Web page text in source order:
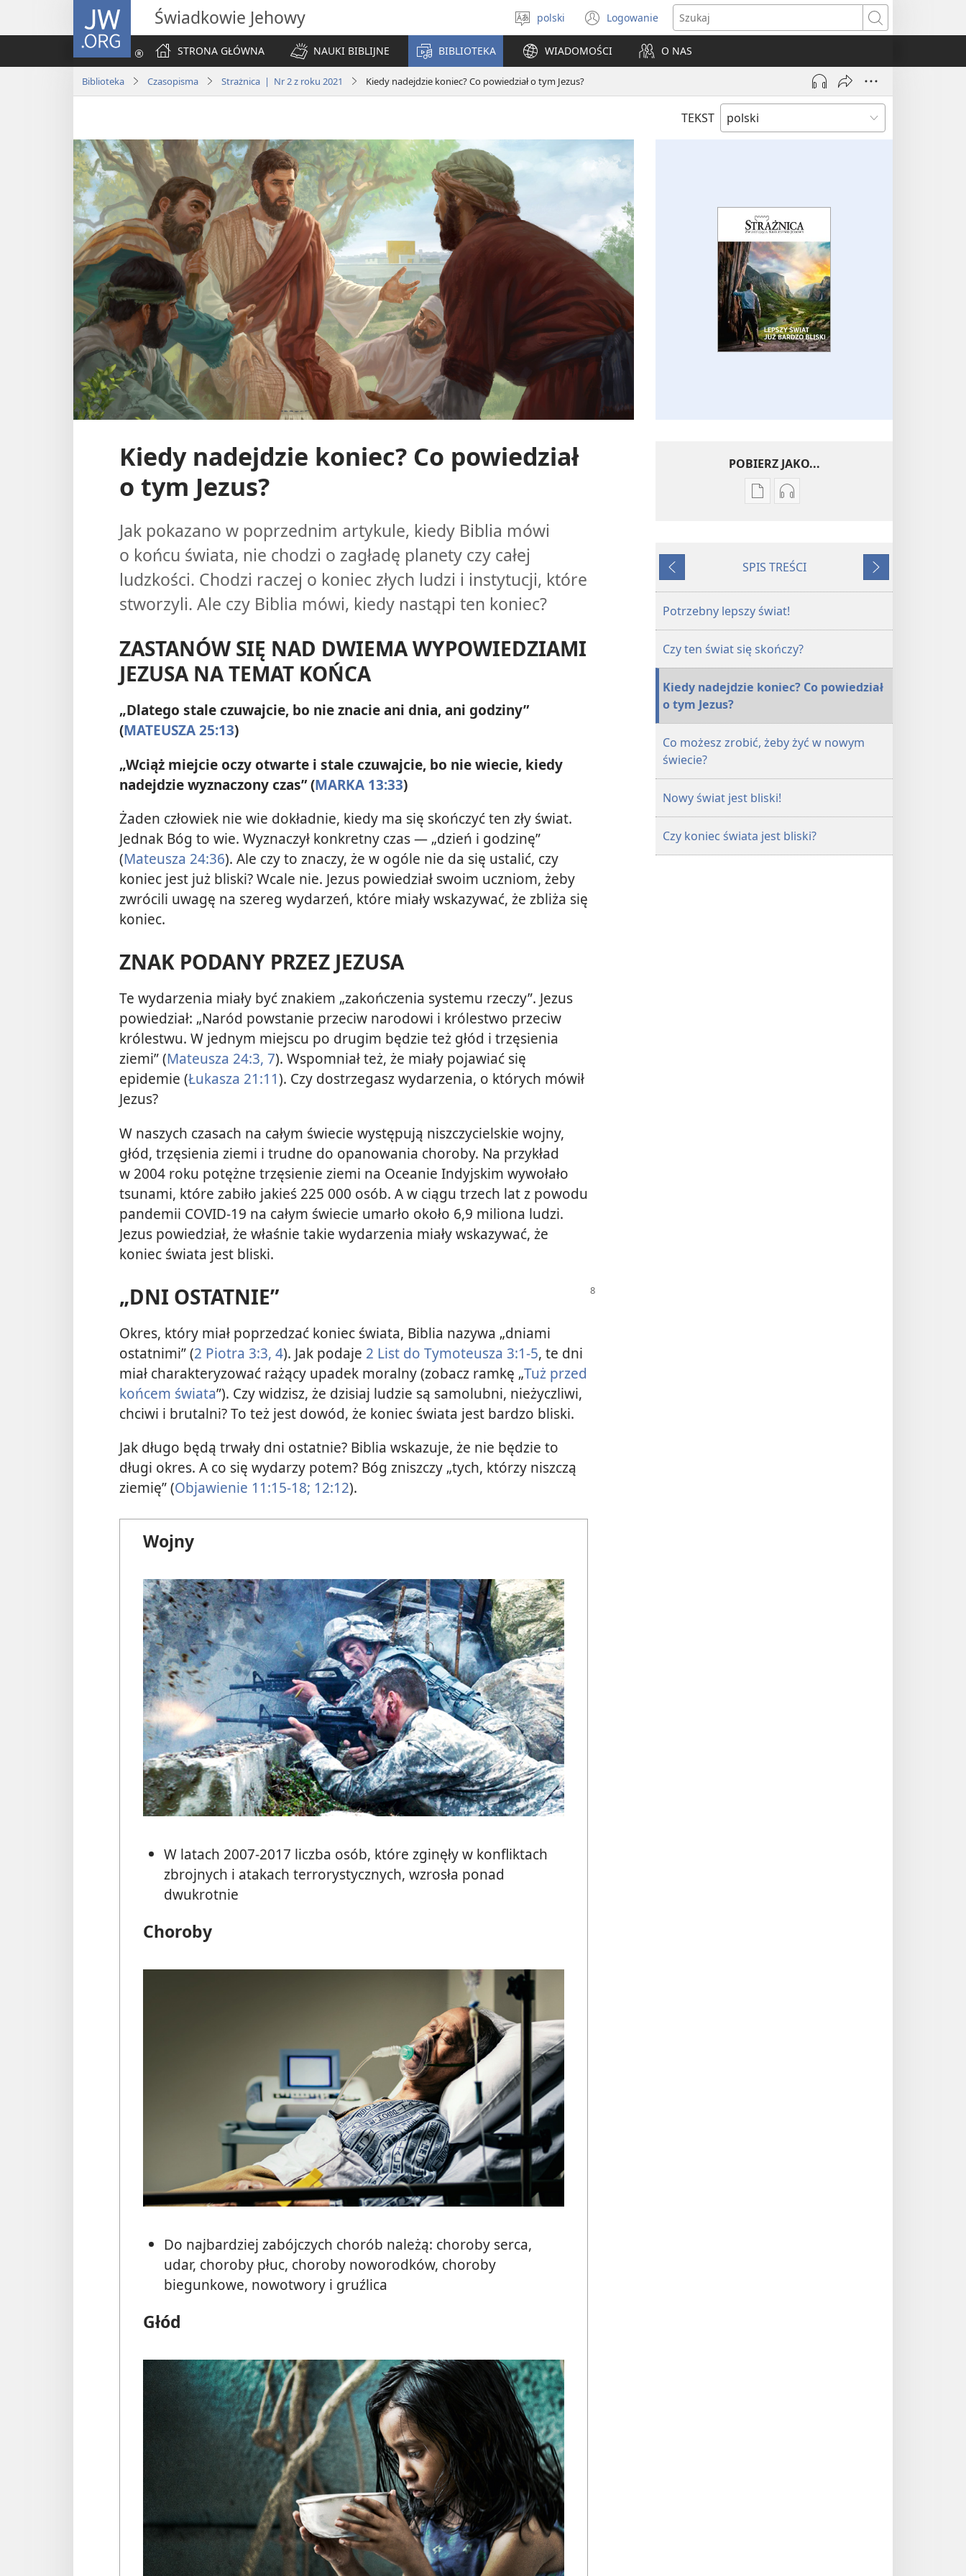
JW.ORG Świadkowie Jehowy
Wybór
języka
polski Logowanie
(opens
new
window)
Szukaj
STRONA GŁÓWNA
NAUKI BIBLIJNE BIBLIOTEKA WIADOMOŚCI O NAS
Biblioteka Czasopisma Strażnica | Nr 2 z roku 2021 Kiedy nadejdzie koniec? Co powiedział o tym Jezus?
TEKST
Kiedy nadejdzie koniec? Co powiedział
o tym Jezus?
Jak pokazano w poprzednim artykule, kiedy Biblia mówi
o końcu świata, nie chodzi o zagładę planety czy całej
ludzkości. Chodzi raczej o koniec złych ludzi i instytucji, które
stworzyli. Ale czy Biblia mówi, kiedy nastąpi ten koniec?
ZASTANÓW SIĘ NAD DWIEMA WYPOWIEDZIAMI
JEZUSA NA TEMAT KOŃCA
„Dlatego stale czuwajcie, bo nie znacie ani dnia, ani godziny”
(MATEUSZA 25:13)
„Wciąż miejcie oczy otwarte i stale czuwajcie, bo nie wiecie, kiedy
nadejdzie wyznaczony czas” (MARKA 13:33)
Żaden człowiek nie wie dokładnie, kiedy ma się skończyć ten zły świat.
Jednak Bóg to wie. Wyznaczył konkretny czas — „dzień i godzinę”
(Mateusza 24:36). Ale czy to znaczy, że w ogóle nie da się ustalić, czy
koniec jest już bliski? Wcale nie. Jezus powiedział swoim uczniom, żeby
zwrócili uwagę na szereg wydarzeń, które miały wskazywać, że zbliża się
koniec.
ZNAK PODANY PRZEZ JEZUSA
Te wydarzenia miały być znakiem „zakończenia systemu rzeczy”. Jezus
powiedział: „Naród powstanie przeciw narodowi i królestwo przeciw
królestwu. W jednym miejscu po drugim będzie też głód i trzęsienia
ziemi” (Mateusza 24:3, 7). Wspomniał też, że miały pojawiać się
epidemie (Łukasza 21:11). Czy dostrzegasz wydarzenia, o których mówił
Jezus?
W naszych czasach na całym świecie występują niszczycielskie wojny,
głód, trzęsienia ziemi i trudne do opanowania choroby. Na przykład
w 2004 roku potężne trzęsienie ziemi na Oceanie Indyjskim wywołało
tsunami, które zabiło jakieś 225 000 osób. A w ciągu trzech lat z powodu
pandemii COVID-19 na całym świecie umarło około 6,9 miliona ludzi.
Jezus powiedział, że właśnie takie wydarzenia miały wskazywać, że
koniec świata jest bliski.
„DNI OSTATNIE”
Okres, który miał poprzedzać koniec świata, Biblia nazywa „dniami
ostatnimi” (2 Piotra 3:3, 4). Jak podaje 2 List do Tymoteusza 3:1-5, te dni
miał charakteryzować rażący upadek moralny (zobacz ramkę „Tuż przed
końcem świata”). Czy widzisz, że dzisiaj ludzie są samolubni, nieżyczliwi,
chciwi i brutalni? To też jest dowód, że koniec świata jest bardzo bliski.
Jak długo będą trwały dni ostatnie? Biblia wskazuje, że nie będzie to
długi okres. A co się wydarzy potem? Bóg zniszczy „tych, którzy niszczą
ziemię” (Objawienie 11:15-18; 12:12).
Wojny
W latach 2007-2017 liczba osób, które zginęły w konfliktach
zbrojnych i atakach terrorystycznych, wzrosła ponad
dwukrotnie
Choroby
Do najbardziej zabójczych chorób należą: choroby serca,
udar, choroby płuc, choroby noworodków, choroby
biegunkowe, nowotwory i gruźlica
Głód
POBIERZ JAKO...
Ustawienia
STRAŻNICA
świat
już
bliski
Ustawienia
STRAŻNICA
świat
już
bliski
Wstecz
SPIS TREŚCI
Dalej
Potrzebny lepszy świat!
Czy ten świat się skończy?
Kiedy nadejdzie koniec? Co powiedział
o tym Jezus?
Co możesz zrobić, żeby żyć w nowym
świecie?
Nowy świat jest bliski!
Czy koniec świata jest bliski?